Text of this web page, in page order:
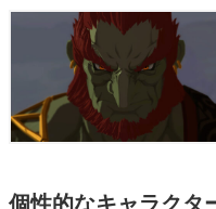
個性的なキャラクタ